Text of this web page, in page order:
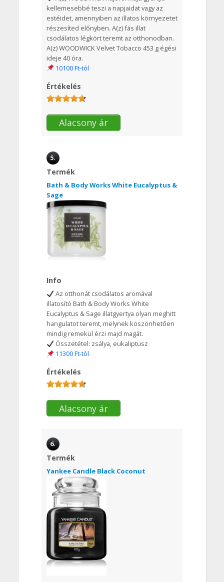
kellemesebbé teszi a napjaidat vagy az
estéidet, amennyiben az illatos környezetet
részesíted előnyben. A(z) fás illat
csodálatos légkört teremt az otthonodban.
A(z) WOODWICK Velvet Tobacco 453 g égési
ideje 40 óra.
10100 Ft-tól
Értékelés
Alacsony ár
5.
Termék
Bath & Body Works White Eucalyptus &
Sage
Info
Az otthonát csodálatos aromával
illatosító Bath & Body Works White
Eucalyptus & Sage illatgyertya olyan meghitt
hangulatot teremt, melynek köszönhetően
mindig remekül érzi majd magát.
Összetétel: zsálya, eukaliptusz
11300 Ft-tól
Értékelés
Alacsony ár
6.
Termék
Yankee Candle Black Coconut